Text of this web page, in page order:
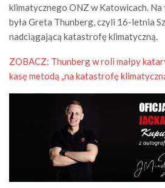
klimatycznego ONZ w Katowicach. Na
była Greta Thunberg, czyli 16-letnia
nadciągającą katastrofę klimatyczną.
ZOBACZ: Thunberg w roli małpy
kasę metodą „na katastrofę